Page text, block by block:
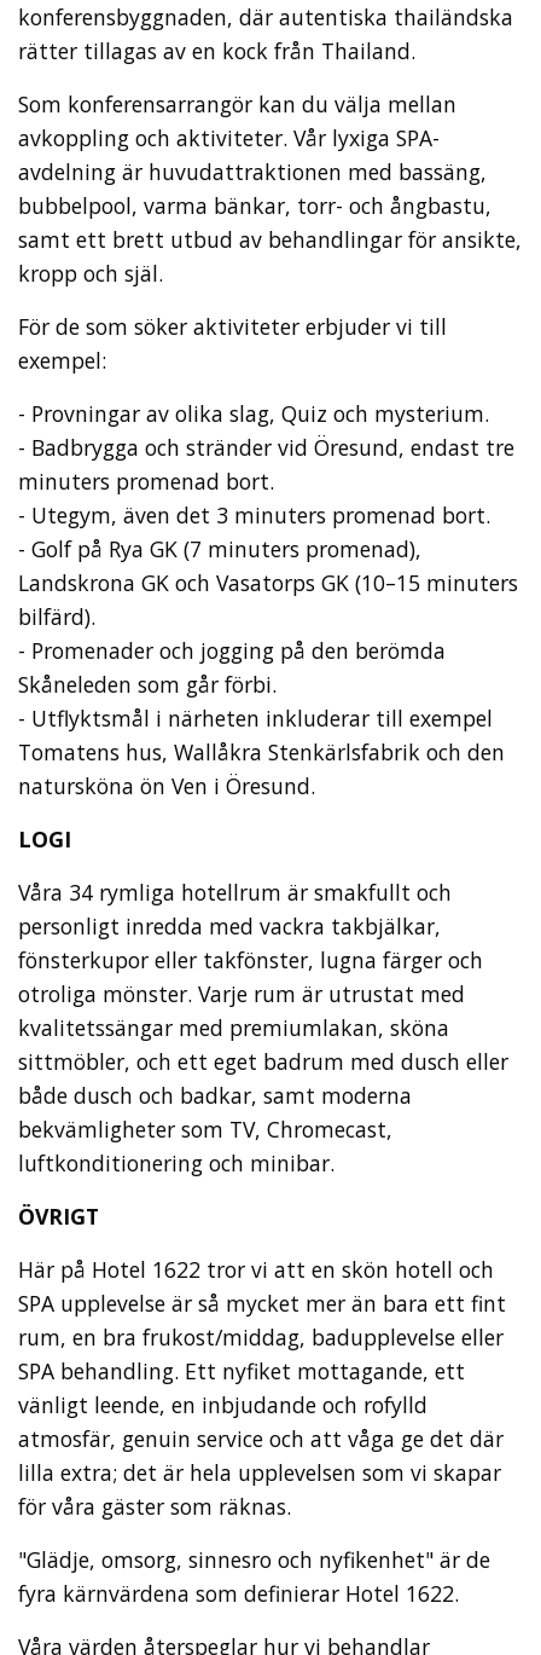
konferensbyggnaden, där autentiska thailändska
rätter tillagas av en kock från Thailand.
Som konferensarrangör kan du välja mellan
avkoppling och aktiviteter. Vår lyxiga SPA-
avdelning är huvudattraktionen med bassäng,
bubbelpool, varma bänkar, torr- och ångbastu,
samt ett brett utbud av behandlingar för ansikte,
kropp och själ.
För de som söker aktiviteter erbjuder vi till
exempel:
- Provningar av olika slag, Quiz och mysterium.
- Badbrygga och stränder vid Öresund, endast tre
minuters promenad bort.
- Utegym, även det 3 minuters promenad bort.
- Golf på Rya GK (7 minuters promenad),
Landskrona GK och Vasatorps GK (10–15 minuters
bilfärd).
- Promenader och jogging på den berömda
Skåneleden som går förbi.
- Utflyktsmål i närheten inkluderar till exempel
Tomatens hus, Wallåkra Stenkärlsfabrik och den
natursköna ön Ven i Öresund.
LOGI
Våra 34 rymliga hotellrum är smakfullt och
personligt inredda med vackra takbjälkar,
fönsterkupor eller takfönster, lugna färger och
otroliga mönster. Varje rum är utrustat med
kvalitetssängar med premiumlakan, sköna
sittmöbler, och ett eget badrum med dusch eller
både dusch och badkar, samt moderna
bekvämligheter som TV, Chromecast,
luftkonditionering och minibar.
ÖVRIGT
Här på Hotel 1622 tror vi att en skön hotell och
SPA upplevelse är så mycket mer än bara ett fint
rum, en bra frukost/middag, badupplevelse eller
SPA behandling. Ett nyfiket mottagande, ett
vänligt leende, en inbjudande och rofylld
atmosfär, genuin service och att våga ge det där
lilla extra; det är hela upplevelsen som vi skapar
för våra gäster som räknas.
"Glädje, omsorg, sinnesro och nyfikenhet" är de
fyra kärnvärdena som definierar Hotel 1622.
Våra värden återspeglar hur vi behandlar